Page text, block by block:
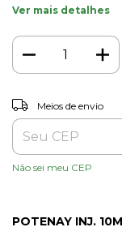
Ver mais detalhes
Entregas para o CEP:
Meios de envio
Não sei meu CEP
POTENAY INJ.